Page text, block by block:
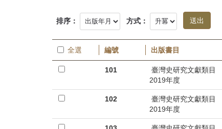
究
所-
首
頁
排序： 方式：
全選 編號 出版書目
101
臺灣史研究文獻類目
2019年度
102
臺灣史研究文獻類目
2019年度